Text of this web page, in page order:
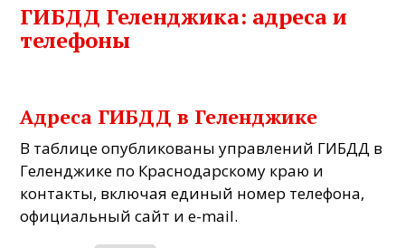
ГИБДД Геленджика: адреса и
телефоны
Адреса ГИБДД в Геленджике
В таблице опубликованы управлений ГИБДД в
Геленджике по Краснодарскому краю и
контакты, включая единый номер телефона,
официальный сайт и e-mail.